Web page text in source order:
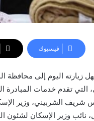
فيسبوك
زيارته اليوم إلى محافظة
التي تقدم خدمات المبادرة
شريف الشربيني، وزير
نائب وزير الإسكان لشئون